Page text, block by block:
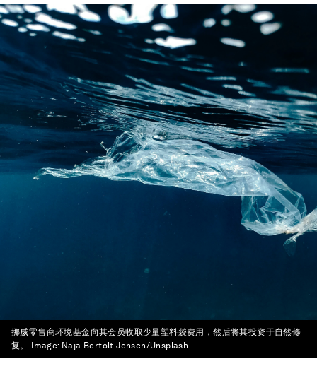
挪威零售商环境基金向其会员收取少量塑料袋费用，然后将其投资于自然修
复。
Image: Naja Bertolt Jensen/Unsplash